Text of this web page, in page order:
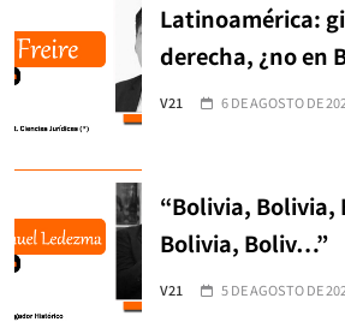
Latinoamérica:
derecha, ¿no en
V21 6 DE AGOSTO DE
“Bolivia, Bolivia,
Bolivia, Boliv…”
V21 5 DE AGOSTO DE